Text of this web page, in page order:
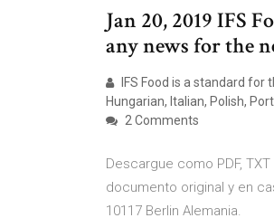
Jan 20, 2019 IFS
any news for the
IFS Food is a standard
Hungarian, Italian, Polish,
2 Comments
Descargue como PDF,
documento original y en
10117 Berlin Alemania.